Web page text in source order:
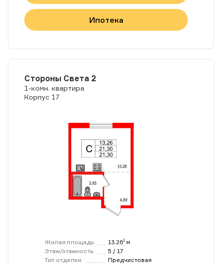
Ипотека
Стороны Света 2
1-комн. квартира
Корпус 17
Жилая площадь: 13.262 м
Этаж/этажность:
5 / 17
Тип отделки:
Предчистовая